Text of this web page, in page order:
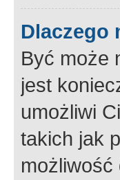
Dlaczego
Być może
jest
umożliwi
takich jak
możliwość